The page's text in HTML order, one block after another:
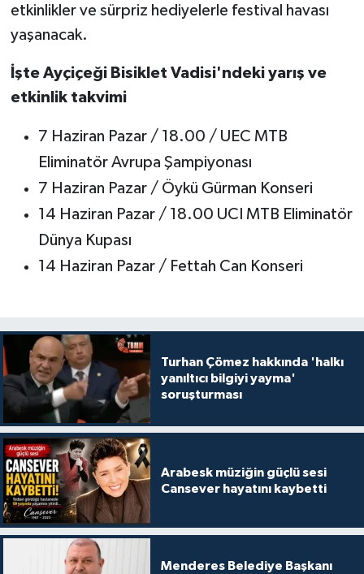
etkinlikler ve sürpriz hediyelerle festival havası
yaşanacak.
İşte Ayçiçeği Bisiklet Vadisi'ndeki yarış ve
etkinlik takvimi
7 Haziran Pazar / 18.00 / UEC MTB
Eliminatör Avrupa Şampiyonası
7 Haziran Pazar / Öykü Gürman Konseri
14 Haziran Pazar / 18.00 UCI MTB Eliminatör
Dünya Kupası
14 Haziran Pazar / Fettah Can Konseri
Turhan Çömez hakkında 'halkı
yanıltıcı bilgiyi yayma'
soruşturması
Arabesk müziğin güçlü sesi
Cansever hayatını kaybetti
Menderes Belediye Başkanı